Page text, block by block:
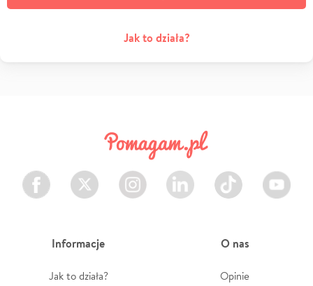
Jak to działa?
Facebook Twitter Instagram LinkedIn TikTok Youtube
Informacje
Jak to działa?
O nas
Opinie